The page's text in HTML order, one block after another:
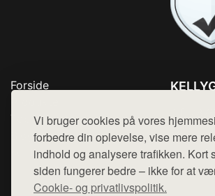
Vi bruger cookies på vores
forbedre din oplevelse, vise mere
indhold og analysere trafikken. Kort
siden fungerer bedre – ikke for at
Cookie- og privatlivspolitik.
Forside
Top Rabatter
Blog
Kontakt
Mail:
Cookie-